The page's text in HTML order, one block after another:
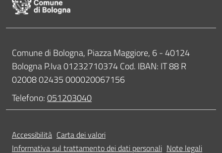
Contatti
Comune di Bologna, Piazza Maggiore, 6 - 40124
Bologna P.Iva 01232710374 Cod. IBAN: IT 88 R
02008 02435 000020067156
Telefono:051203040
Accessibilità Carta dei valori
Informativa sul trattamento dei dati personali Note legali